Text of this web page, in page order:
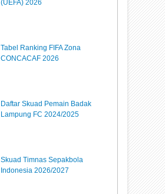
(UEFA) 2026
Tabel Ranking FIFA Zona
CONCACAF 2026
Daftar Skuad Pemain Badak
Lampung FC 2024/2025
Skuad Timnas Sepakbola
Indonesia 2026/2027